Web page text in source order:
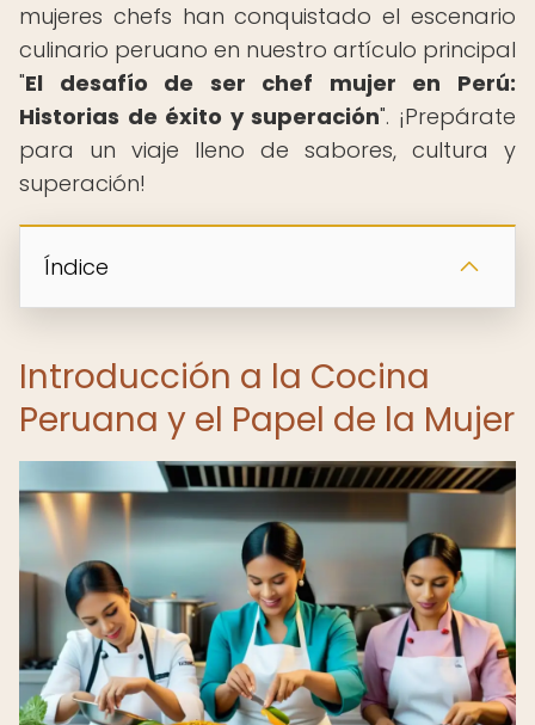
mujeres chefs han conquistado el escenario
culinario peruano en nuestro artículo principal
"El desafío de ser chef mujer en Perú:
Historias de éxito y superación". ¡Prepárate
para un viaje lleno de sabores, cultura y
superación!
Índice
Introducción a la Cocina
Peruana y el Papel de la Mujer